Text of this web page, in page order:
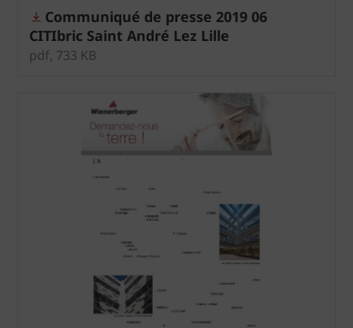
Communiqué de presse 2019 06
CITIbric Saint André Lez Lille
pdf, 733 KB